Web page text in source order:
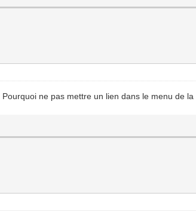
ne pas mettre un lien dans le menu de